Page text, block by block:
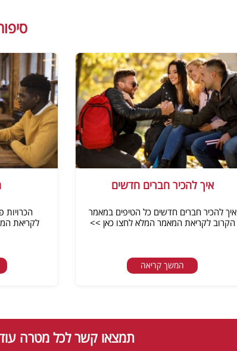
איך להכיר חברים חדשים
איך להכיר חברים חדשים כל הטיפים במאמר
הקרוב לקריאת המאמר המלא לחצו כאן >>
המשך קריאה
הכרויות
לקריאת
תמצאו קשר לכל מטרה